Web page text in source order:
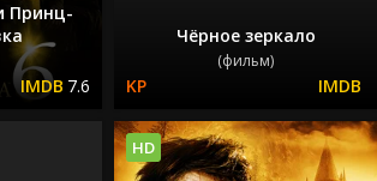
Принц-
7.6
Чёрное зеркало
(фильм)
HD